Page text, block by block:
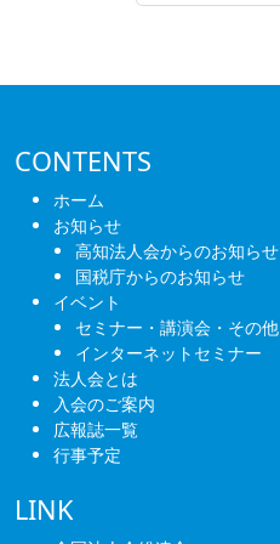
CONTENTS
ホーム
お知らせ
高知法人会からのお知らせ
国税庁からのお知らせ
イベント
セミナー・講演会・その他
インターネットセミナー
法人会とは
入会のご案内
広報誌一覧
行事予定
LINK